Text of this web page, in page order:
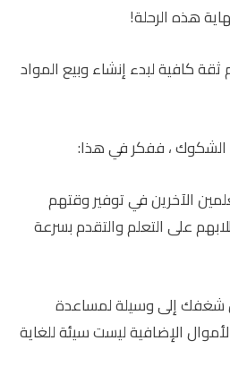
هذه الرحلة!
كافية لبدء إنشاء وبيع المواد
الشكوك ، ففكر في هذا:
الآخرين في توفير وقتهم
على التعلم والتقدم بسرعة
شغفك إلى وسيلة لمساعدة
الإضافية ليست سيئة للغاية